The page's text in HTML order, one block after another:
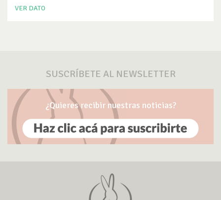
VER DATO
SUSCRÍBETE AL NEWSLETTER
¿Quieres recibir nuestras noticias?